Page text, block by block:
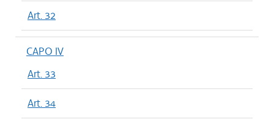
Art. 32
CAPO IV
Art. 33
Art. 34